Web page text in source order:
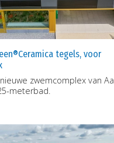
tegels, voor
zwemcomplex van
meterbad.